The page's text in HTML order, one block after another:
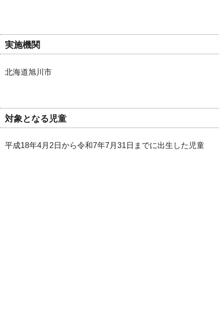
実施機関
北海道旭川市
対象となる児童
平成18年4月2日から令和7年7月31日までに出生した児童